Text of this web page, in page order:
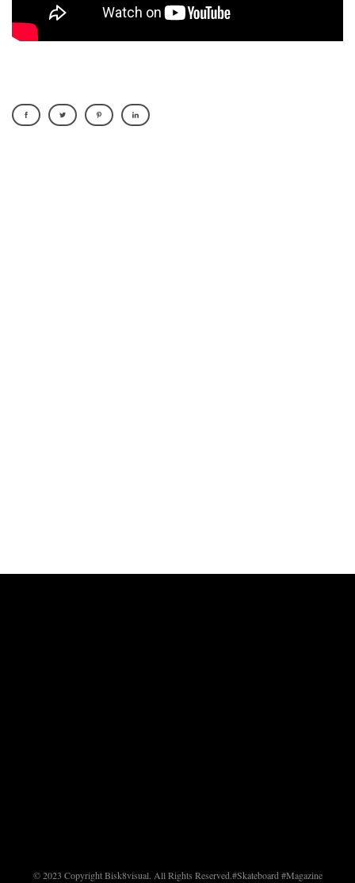
© 2023 Copyright Bisk8visual. All Rights Reserved.#Skateboard #Magazine